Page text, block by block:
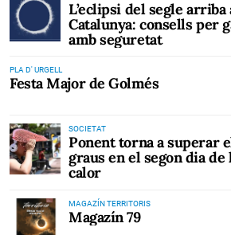
L’eclipsi del segle arriba
Catalunya: consells per
amb seguretat
PLA D' URGELL
Festa Major de Golmés
SOCIETAT
Ponent torna a superar
graus en el segon dia de
calor
MAGAZÍN TERRITORIS
Magazín 79